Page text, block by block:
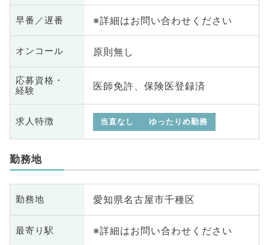
早番／遅番 ※詳細はお問い合わせください
オンコール 原則無し
応募資格・
経験
医師免許、保険医登録済
求人特徴 当直なし ゆったりめ勤務
勤務地
勤務地 愛知県名古屋市千種区
最寄り駅 ※詳細はお問い合わせください